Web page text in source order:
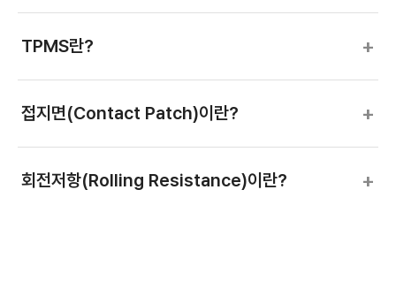
TPMS란? +
접지면(Contact Patch)이란? +
회전저항(Rolling Resistance)이란? +